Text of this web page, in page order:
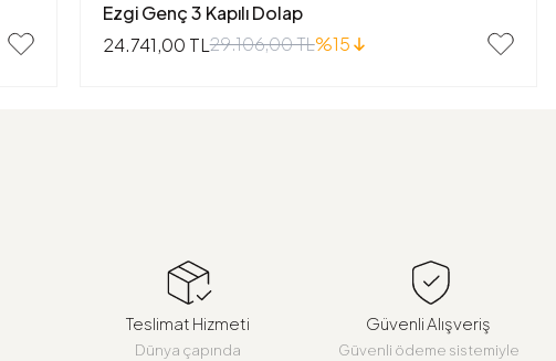
Ezgi Genç 3 Kapılı Dolap
24.741,00 TL29.106,00 TL%15
Teslimat Hizmeti
Dünya çapında
Güvenli Alışveriş
Güvenli ödeme sistemiyle